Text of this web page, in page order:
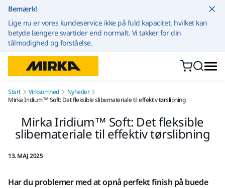
Bemærk!
Lige nu er vores kundeservice ikke på fuld kapacitet, hvilket kan
betyde længere svartider end normalt. Vi takker for din
tålmodighed og forståelse.
Start Virksomhed
Nyheder
Mirka Iridium™ Soft: Det fleksible slibemateriale til effektiv tørslibning
Mirka Iridium™ Soft: Det fleksible
slibemateriale til effektiv tørslibning
13. MAJ 2025
Har du problemer med at opnå perfekt finish på buede